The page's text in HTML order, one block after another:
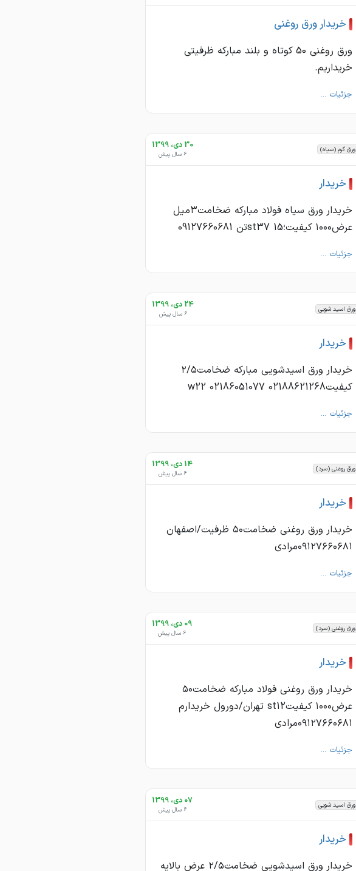
خریدار ورق روغنی
ورق روغنی 50 کوتاه و بلند مبارکه ظرفیتی
خریداریم.
جزئیات ...
ورق گرم (سیاه) 30 دی، 1399
6 سال پیش
خريدار
خريدار ورق سياه فولاد مباركه ضخامت٣ميل
عرض١٠٠٠ كيفيت؛st37 15تن 09127660681
جزئیات ...
ورق اسید شویی 24 دی، 1399
6 سال پیش
خريدار
خريدار ورق اسيدشويى مباركه ضخامت٢/٥
كيفيتw22 02186051077 02188621268
جزئیات ...
ورق روغنی (سرد) 14 دی، 1399
6 سال پیش
خريدار
خريدار ورق روغنى ضخامت٥٠ ظرفيت/اصفهان
٠٩١٢٧٦٦٠٦٨١مرادى
جزئیات ...
ورق روغنی (سرد) 09 دی، 1399
6 سال پیش
خريدار
خريدار ورق روغنى فولاد مباركه ضخامت٥٠
عرض١٠٠٠ كيفيتst12 تهران/دورول خريدارم
٠٩١٢٧٦٦٠٦٨١مرادى
جزئیات ...
ورق اسید شویی 07 دی، 1399
6 سال پیش
خريدار
خريدار ورق اسيدشويى ضخامت٢/٥ عرض بالايه